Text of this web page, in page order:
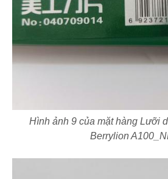
Hình ảnh 9 của mặt hàng Lưỡi
Berrylion